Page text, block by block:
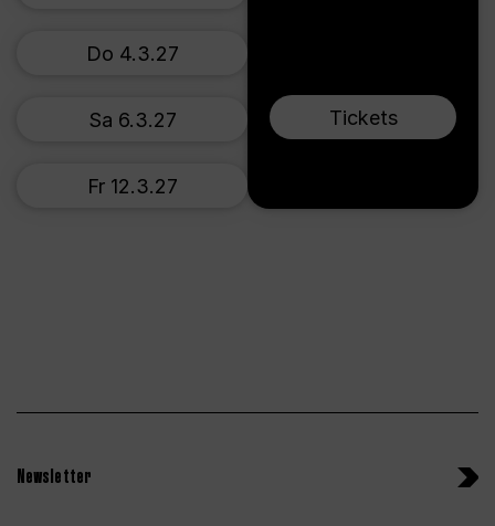
Tickets
Do 4.3.27
Sa 6.3.27
Fr 12.3.27
Newsletter